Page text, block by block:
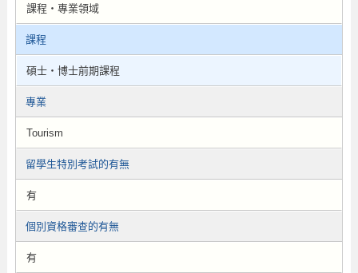
課程・專業領域
課程
碩士・博士前期課程
專業
Tourism
留學生特別考試的有無
有
個別資格審查的有無
有